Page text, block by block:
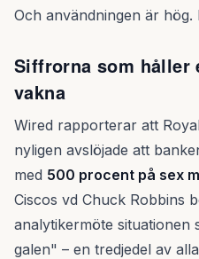
Och användningen är hög.
Siffrorna som håller
vakna
Wired rapporterar att
nyligen avslöjade att
med 500 procent på sex
Ciscos vd Chuck Robbins
analytikermöte situationen
galen" – en tredjedel av